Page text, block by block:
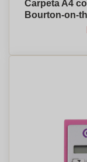
Carpeta A4
Bourton-on-